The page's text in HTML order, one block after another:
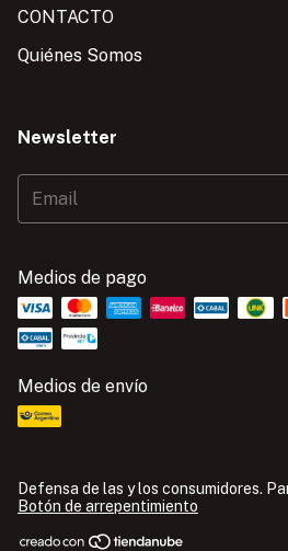
CONTACTO
Quiénes Somos
Newsletter
Medios de pago
Medios de envío
Defensa de las y los consumidores.
Botón de arrepentimiento